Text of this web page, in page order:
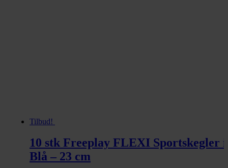
Tilbud!
10 stk Freeplay FLEXI Sportskegler i
Blå – 23 cm